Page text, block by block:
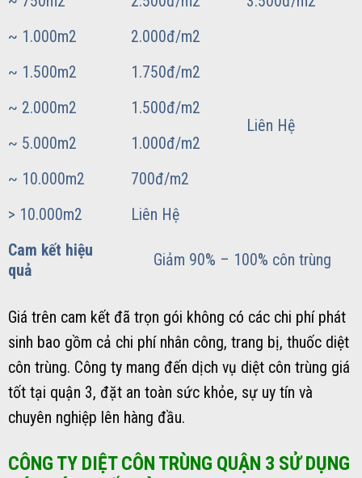
~ 1.000m2
2.000đ/m2
Liên Hệ
~ 1.500m2
1.750đ/m2
~ 2.000m2
1.500đ/m2
~ 5.000m2
1.000đ/m2
~ 10.000m2
700đ/m2
> 10.000m2
Liên Hệ
Cam kết hiệu
quả
Giảm 90% – 100% côn trùng
Giá trên cam kết đã trọn gói không có các chi phí phát
sinh bao gồm cả chi phí nhân công, trang bị, thuốc diệt
côn trùng. Công ty mang đến dịch vụ diệt côn trùng giá
tốt tại quận 3, đặt an toàn sức khỏe, sự uy tín và
chuyên nghiệp lên hàng đầu.
CÔNG TY DIỆT CÔN TRÙNG QUẬN 3 SỬ DỤNG